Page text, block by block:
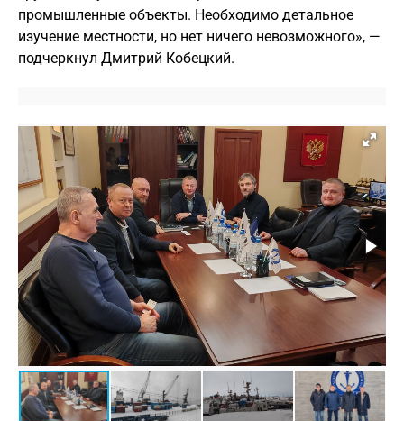
промышленные объекты. Необходимо детальное
изучение местности, но нет ничего невозможного», —
подчеркнул Дмитрий Кобецкий.